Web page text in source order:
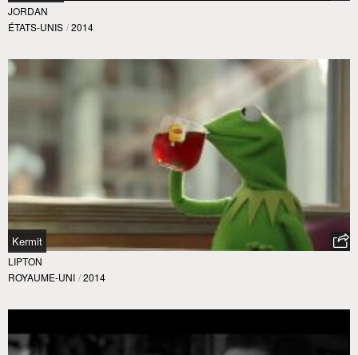
JORDAN
ÉTATS-UNIS / 2014
Kermit
LIPTON
ROYAUME-UNI / 2014